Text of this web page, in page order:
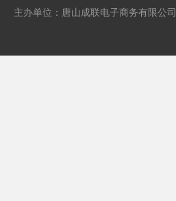
主办单位：唐山成联电子商务有限公司